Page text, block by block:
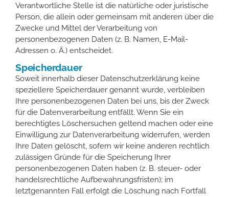
Verantwortliche Stelle ist die natürliche oder juristische
Person, die allein oder gemeinsam mit anderen über die
Zwecke und Mittel der Verarbeitung von
personenbezogenen Daten (z. B. Namen, E-Mail-
Adressen o. Ä.) entscheidet.
Speicherdauer
Soweit innerhalb dieser Datenschutzerklärung keine
speziellere Speicherdauer genannt wurde, verbleiben
Ihre personenbezogenen Daten bei uns, bis der Zweck
für die Datenverarbeitung entfällt. Wenn Sie ein
berechtigtes Löschersuchen geltend machen oder eine
Einwilligung zur Datenverarbeitung widerrufen, werden
Ihre Daten gelöscht, sofern wir keine anderen rechtlich
zulässigen Gründe für die Speicherung Ihrer
personenbezogenen Daten haben (z. B. steuer- oder
handelsrechtliche Aufbewahrungsfristen); im
letztgenannten Fall erfolgt die Löschung nach Fortfall